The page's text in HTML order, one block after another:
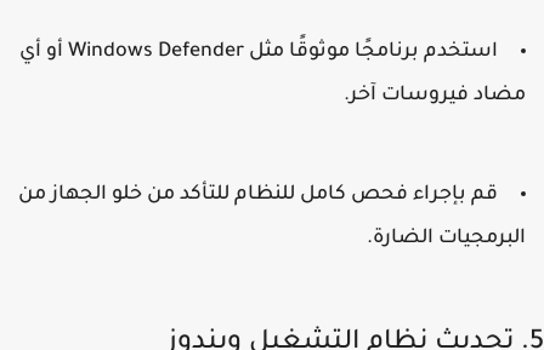
استخدم برنامجًا موثوقًا مثلWindows Defenderأو أي
فيروسات آخر.
قم بإجراء فحص كامل للنظام للتأكد من خلو الجهاز من
الضارة.